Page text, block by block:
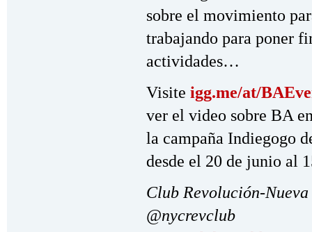
sobre el movimiento
trabajando para poner
actividades…
Visite igg.me/at/
ver el video sobre BA
la campaña Indiegogo
desde el 20 de junio al
Club Revolución-Nueva
@nycrevclub